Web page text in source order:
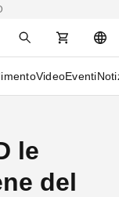
VideoEventi
le
del